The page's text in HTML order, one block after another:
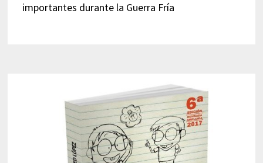
importantes durante la Guerra Fría